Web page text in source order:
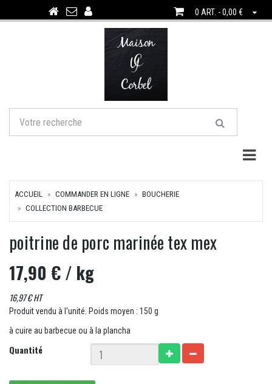
0 ART. - 0,00 €
ACCUEIL COMMANDER EN LIGNE
BOUCHERIE
COLLECTION BARBECUE
poitrine de porc marinée tex mex
17,90 €/ kg
16,97 € HT
Produit vendu à l'unité. Poids moyen : 150 g
à cuire au barbecue ou à la plancha
Quantité